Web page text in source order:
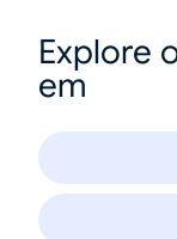
Explore
em